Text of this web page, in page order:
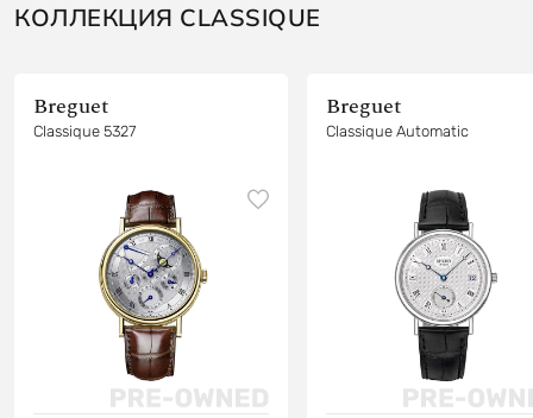
КОЛЛЕКЦИЯ CLASSIQUE
Breguet
Classique 5327
Breguet
Classique Automatic